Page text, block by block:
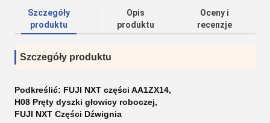
Szczegóły
produktu
Opis
produktu
Oceny i
recenzje
Szczegóły produktu
Podkreślić: FUJI NXT części AA1ZX14,
H08 Pręty dyszki głowicy roboczej,
FUJI NXT Części Dźwignia